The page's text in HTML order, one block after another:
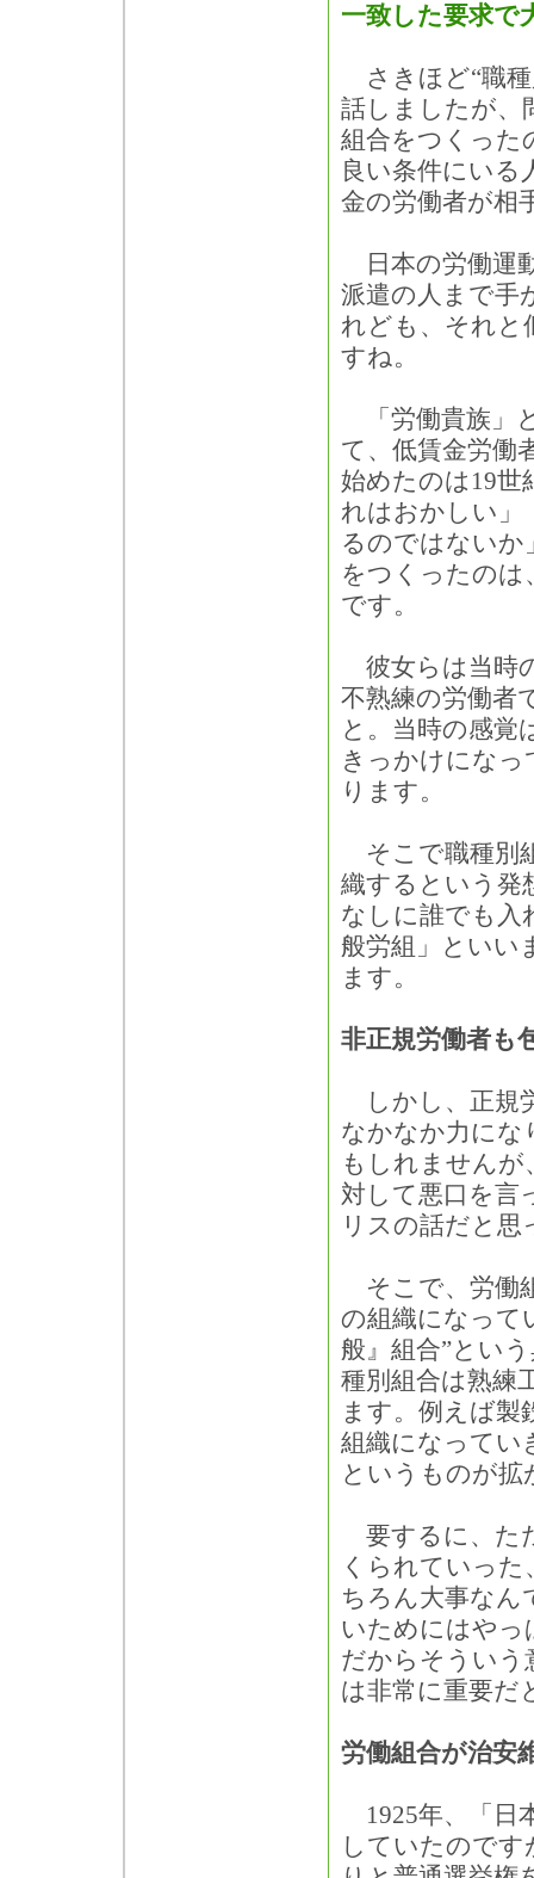
一致した要求で
さきほど“職
話しましたが、
組合をつくった
良い条件にいる
金の労働者が相
日本の労働運
派遣の人まで手
れども、それと
すね。
「労働貴族」
て、低賃金労働
始めたのは19世
れはおかしい」
るのではないか
をつくったのは
です。
彼女らは当時
不熟練の労働者
と。当時の感覚
きっかけになっ
ります。
そこで職種別
織するという発
なしに誰でも入
般労組」といい
ます。
非正規労働者も
しかし、正規
なかなか力にな
もしれません
対して悪口を言
リスの話だと
そこで、労働
の組織になって
般』組合”とい
種別組合は熟練
ます。例えば製
組織になってい
というものが
要するに、た
くられていっ
ちろん大事なん
いためにはやっ
だからそういう
は非常に重要だ
労働組合が治安
1925年、「日
していたのです